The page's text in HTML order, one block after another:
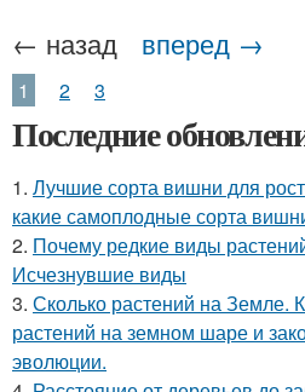
← назад вперед →
1 2 3
Последние
1. Лучшие сорта вишни для
какие самоплодные сорта
2. Почему редкие виды
Исчезнувшие виды
3. Сколько растений на Земле.
растений на земном шаре и
эволюции.